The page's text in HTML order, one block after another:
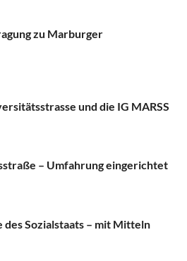
zu Marburger
und die IG MARSS
­– Umfahrung eingerichtet
Sozialstaats – mit Mitteln